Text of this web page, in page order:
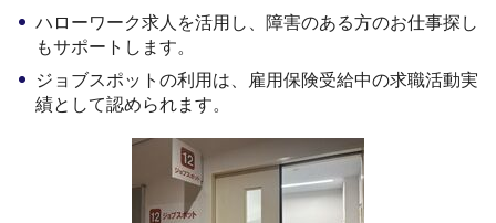
ハローワーク求人を活用し、障害のある方のお仕事探し
もサポートします。
ジョブスポットの利用は、雇用保険受給中の求職活動実
績として認められます。